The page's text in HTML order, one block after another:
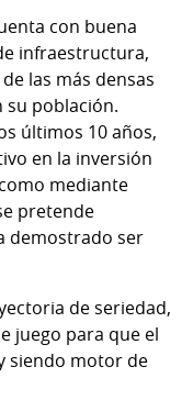
con buena
infraestructura,
las más densas
su población.
últimos 10 años,
en la inversión
mediante
pretende
demostrado ser
de seriedad,
juego para que el
siendo motor de